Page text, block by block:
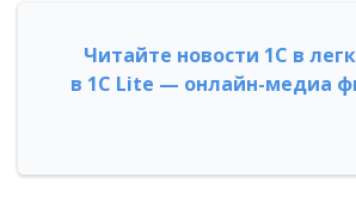
Читайте новости 1С в
в 1С Lite — онлайн-медиа